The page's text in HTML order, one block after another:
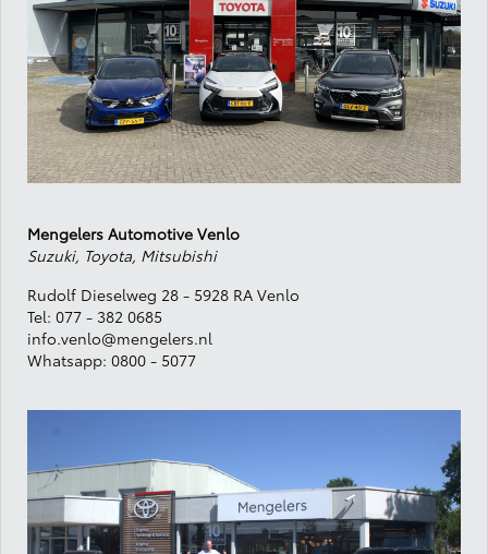
Mengelers Automotive Venlo
Suzuki, Toyota, Mitsubishi
Rudolf Dieselweg 28 - 5928 RA Venlo
Tel: 077 - 382 0685
info.venlo@mengelers.nl
Whatsapp: 0800 - 5077